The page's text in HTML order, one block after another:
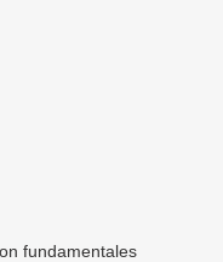
fundamentales